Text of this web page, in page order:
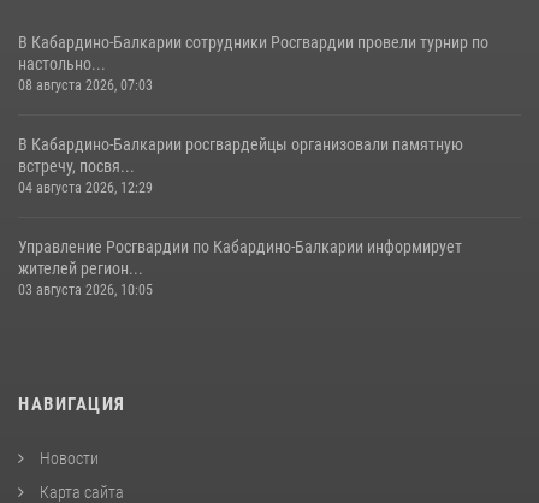
В Кабардино-Балкарии сотрудники Росгвардии провели турнир по
настольно...
08 августа 2026, 07:03
В Кабардино-Балкарии росгвардейцы организовали памятную
встречу, посвя...
04 августа 2026, 12:29
Управление Росгвардии по Кабардино-Балкарии информирует
жителей регион...
03 августа 2026, 10:05
НАВИГАЦИЯ
Новости
Карта сайта